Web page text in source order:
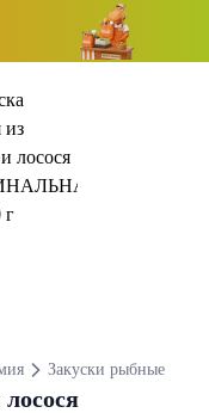
Закуски рыбные